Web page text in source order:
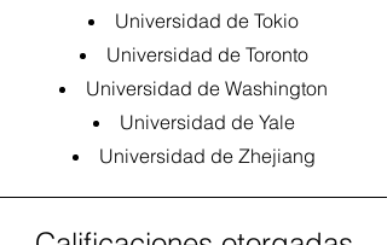
Universidad de Tokio
Universidad de Toronto
Universidad de Washington
Universidad de Yale
Universidad de Zhejiang